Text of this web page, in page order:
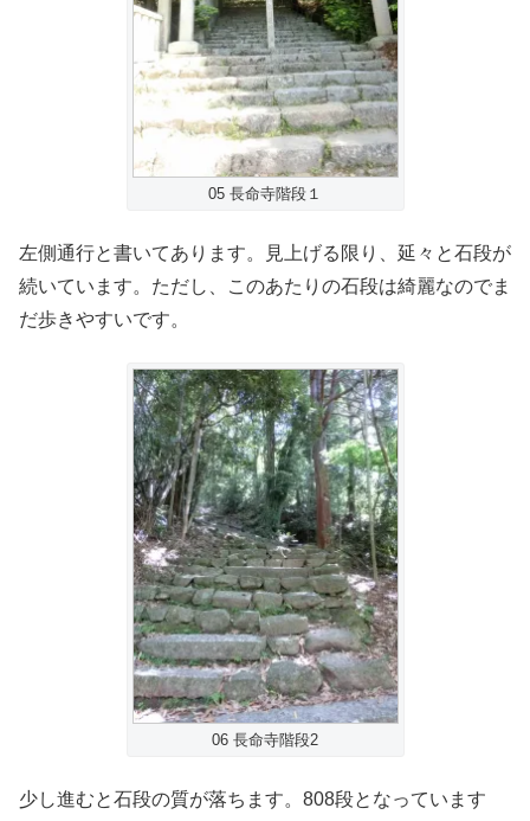
05 長命寺階段１
左側通行と書いてあります。見上げる限り、延々と石段が
続いています。ただし、このあたりの石段は綺麗なのでま
だ歩きやすいです。
06 長命寺階段2
少し進むと石段の質が落ちます。808段となっています